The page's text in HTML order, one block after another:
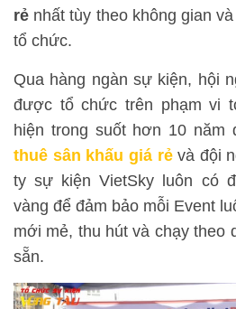
rẻ nhất tùy theo không gian
tổ chức.
Qua hàng ngàn sự kiện, hội
được tổ chức trên phạm vi
hiện trong suốt hơn 10 năm
thuê sân khấu giá rẻvà đội
ty sự kiện VietSky luôn có
vàng để đảm bảo mỗi Event
mới mẻ, thu hút và chạy theo
sẵn.